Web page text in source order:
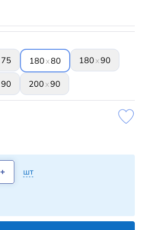
75 180 x80 180 x90
90 200 x90
шт